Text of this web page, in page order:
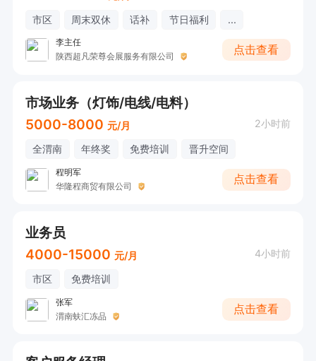
市区 周末双休 话补 节日福利 ...
李主任
陕西超凡荣尊会展服务有限公司
点击查看
市场业务（灯饰/电线/电料）
5000-8000 元/月 2小时前
全渭南 年终奖 免费培训 晋升空间
程明军
华隆程商贸有限公司
点击查看
业务员
4000-15000 元/月 4小时前
市区 免费培训
张军
渭南蚨汇冻品
点击查看